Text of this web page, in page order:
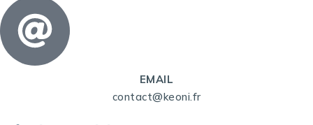
EMAIL
contact@keoni.fr